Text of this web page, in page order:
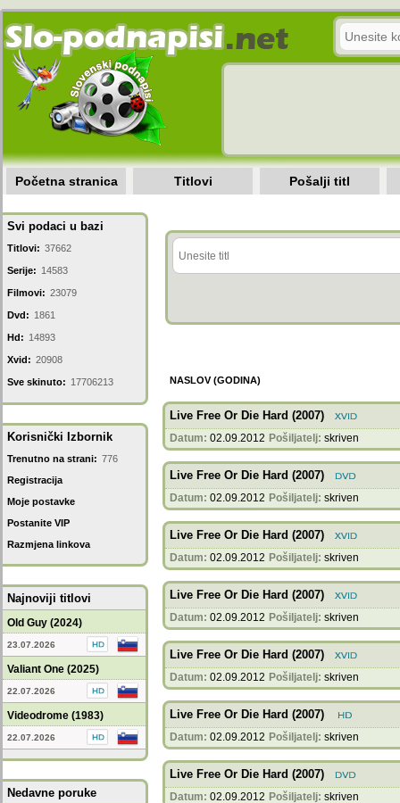
Početna stranica Titlovi Pošalji titl
Svi podaci u bazi
Titlovi: 37662
Serije: 14583
Filmovi: 23079
Dvd: 1861
Hd: 14893
Xvid: 20908
Sve skinuto: 17706213
Korisnički Izbornik
Trenutno na strani: 776
Registracija
Moje postavke
Postanite VIP
Razmjena linkova
Najnoviji titlovi
Old Guy (2024)
23.07.2026
Valiant One (2025)
22.07.2026
Videodrome (1983)
22.07.2026
Nedavne poruke
NASLOV (GODINA)
Live Free Or Die Hard (2007)
Datum: 02.09.2012 Pošiljatelj: skriven
Live Free Or Die Hard (2007)
Datum: 02.09.2012 Pošiljatelj: skriven
Live Free Or Die Hard (2007)
Datum: 02.09.2012 Pošiljatelj: skriven
Live Free Or Die Hard (2007)
Datum: 02.09.2012 Pošiljatelj: skriven
Live Free Or Die Hard (2007)
Datum: 02.09.2012 Pošiljatelj: skriven
Live Free Or Die Hard (2007)
Datum: 02.09.2012 Pošiljatelj: skriven
Live Free Or Die Hard (2007)
Datum: 02.09.2012 Pošiljatelj: skriven